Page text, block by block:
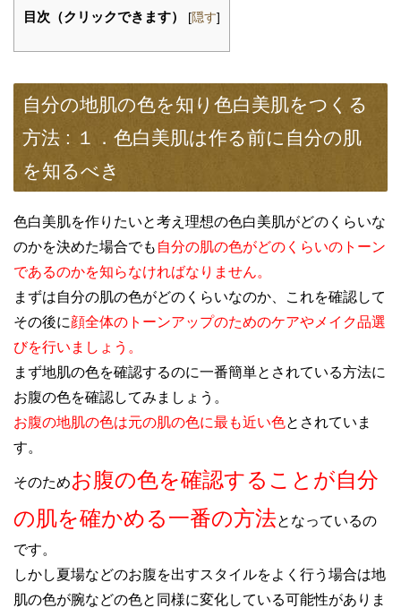
目次（クリックできます） [隠す]
自分の地肌の色を知り色白美肌をつくる
方法 : １．色白美肌は作る前に自分の肌
を知るべき
色白美肌を作りたいと考え理想の色白美肌がどのくらいな
のかを決めた場合でも 自分の肌の色がどのくらいのトーン
であるのかを知らなければなりません。
まずは自分の肌の色がどのくらいなのか、これを確認して
その後に顔全体のトーンアップのためのケアやメイク品選
びを行いましょう。
まず地肌の色を確認するのに一番簡単とされている方法に
お腹の色を確認してみましょう。
お腹の地肌の色は元の肌の色に最も近い色とされていま
す。
そのためお腹の色を確認することが自分
の肌を確かめる一番の方法となっているの
です。
しかし夏場などのお腹を出すスタイルをよく行う場合は地
肌の色が腕などの色と同様に変化している可能性がありま